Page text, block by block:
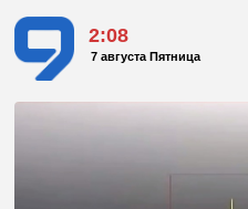
2:08
7 августа Пятница